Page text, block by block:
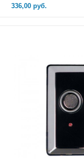
336,00 руб.